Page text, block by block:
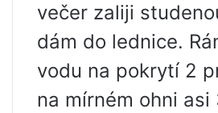
večer zaliji
dám do lednice.
vodu na pokrytí 2
na mírném ohni asi